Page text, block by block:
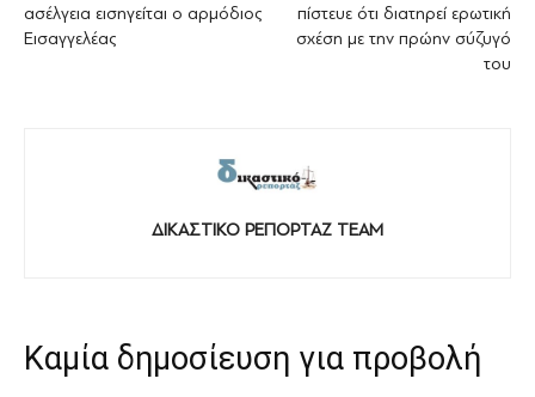
ασέλγεια εισηγείται ο αρμόδιος
Εισαγγελέας
πίστευε ότι διατηρεί ερωτική
σχέση με την πρώην σύζυγό
του
ΔΙΚΑΣΤΙΚΟ ΡΕΠΟΡΤΑΖ TEAM
Καμία δημοσίευση για προβολή